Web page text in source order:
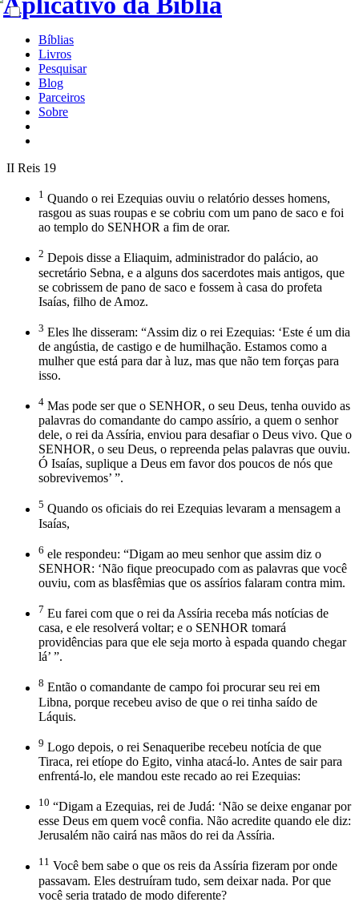
Bíblias
Livros
Pesquisar
Blog
Parceiros
Sobre
II Reis 19
1 Quando o rei Ezequias ouviu o relatório desses homens,
rasgou as suas roupas e se cobriu com um pano de saco e foi
ao templo do SENHOR a fim de orar.
2 Depois disse a Eliaquim, administrador do palácio, ao
secretário Sebna, e a alguns dos sacerdotes mais antigos, que
se cobrissem de pano de saco e fossem à casa do profeta
Isaías, filho de Amoz.
3 Eles lhe disseram: “Assim diz o rei Ezequias: ‘Este é um dia
de angústia, de castigo e de humilhação. Estamos como a
mulher que está para dar à luz, mas que não tem forças para
isso.
4 Mas pode ser que o SENHOR, o seu Deus, tenha ouvido as
palavras do comandante do campo assírio, a quem o senhor
dele, o rei da Assíria, enviou para desafiar o Deus vivo. Que o
SENHOR, o seu Deus, o repreenda pelas palavras que ouviu.
Ó Isaías, suplique a Deus em favor dos poucos de nós que
sobrevivemos’ ”.
5 Quando os oficiais do rei Ezequias levaram a mensagem a
Isaías,
6 ele respondeu: “Digam ao meu senhor que assim diz o
SENHOR: ‘Não fique preocupado com as palavras que você
ouviu, com as blasfêmias que os assírios falaram contra mim.
7 Eu farei com que o rei da Assíria receba más notícias de
casa, e ele resolverá voltar; e o SENHOR tomará
providências para que ele seja morto à espada quando chegar
lá’ ”.
8 Então o comandante de campo foi procurar seu rei em
Libna, porque recebeu aviso de que o rei tinha saído de
Láquis.
9 Logo depois, o rei Senaqueribe recebeu notícia de que
Tiraca, rei etíope do Egito, vinha atacá-lo. Antes de sair para
enfrentá-lo, ele mandou este recado ao rei Ezequias:
10 “Digam a Ezequias, rei de Judá: ‘Não se deixe enganar por
esse Deus em quem você confia. Não acredite quando ele diz:
Jerusalém não cairá nas mãos do rei da Assíria.
11 Você bem sabe o que os reis da Assíria fizeram por onde
passavam. Eles destruíram tudo, sem deixar nada. Por que
você seria tratado de modo diferente?